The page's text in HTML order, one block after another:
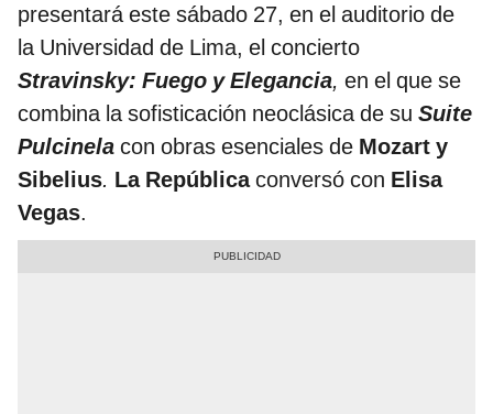
presentará este sábado 27, en el auditorio de
la Universidad de Lima, el concierto
Stravinsky: Fuego y Elegancia, en el que se
combina la sofisticación neoclásica de su Suite
Pulcinela con obras esenciales de Mozart y
Sibelius. La Repúblicaconversó con Elisa
Vegas.